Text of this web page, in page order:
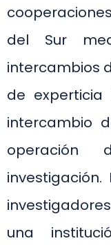
del Sur
intercambios
de
intercambio
operación
una